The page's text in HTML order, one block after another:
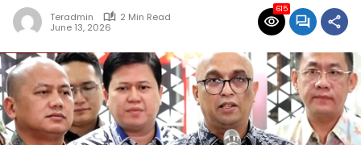
Teradmin
2 Min Read
June 13, 2026
615